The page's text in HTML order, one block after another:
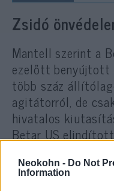
Neokohn - Do Not
Information
Zsidó
Mantell szerint a
ezelőtt benyújtott
több száz
agitátorról, de
hivatalos
Betar US
kampányt,
diákaktivisták